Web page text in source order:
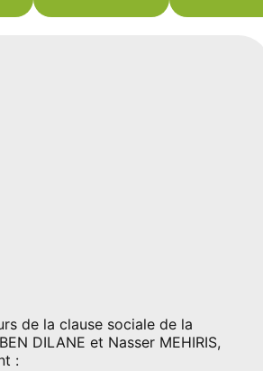
de la clause sociale de la
DILANE et Nasser MEHIRIS,
: